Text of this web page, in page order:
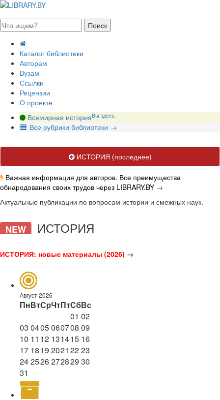
Каталог библиотеки
Авторам
Вузам
Ссылки
Рецензии
О проекте
Всемирная историяВы здесь
Все рубрики библиотеки →
ИСТОРИЯ (последнее)
Важная информация для авторов. Все преимущества
обнародования своих трудов через LIBRARY.BY →
Актуальные публикации по вопросам истории и смежных наук.
NEW ИСТОРИЯ
ИСТОРИЯ: новые материалы (2026) →
Август 2026
ПнВтСрЧтПтСбВс
01 02
03 0405060708 09
10 11 12 131415 16
17 1819 2021 2223
242526272829 30
31